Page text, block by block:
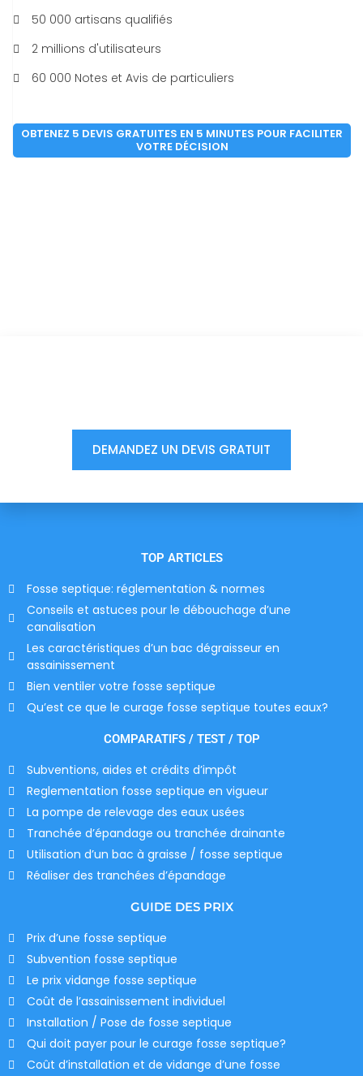
50 000 artisans qualifiés
2 millions d'utilisateurs
60 000 Notes et Avis de particuliers
OBTENEZ 5 DEVIS GRATUITES EN 5 MINUTES POUR FACILITER
VOTRE DÉCISION
DEMANDEZ UN DEVIS GRATUIT
TOP ARTICLES
Fosse septique: réglementation & normes
Conseils et astuces pour le débouchage d’une
canalisation
Les caractéristiques d’un bac dégraisseur en
assainissement
Bien ventiler votre fosse septique
Qu’est ce que le curage fosse septique toutes eaux?
COMPARATIFS / TEST / TOP
Subventions, aides et crédits d’impôt
Reglementation fosse septique en vigueur
La pompe de relevage des eaux usées
Tranchée d’épandage ou tranchée drainante
Utilisation d’un bac à graisse / fosse septique
Réaliser des tranchées d’épandage
GUIDE DES PRIX
Prix d’une fosse septique
Subvention fosse septique
Le prix vidange fosse septique
Coût de l’assainissement individuel
Installation / Pose de fosse septique
Qui doit payer pour le curage fosse septique?
Coût d’installation et de vidange d’une fosse